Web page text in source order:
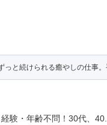
と続けられる癒やしの仕事
験・年齢不問！30代、40...